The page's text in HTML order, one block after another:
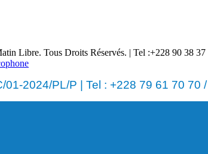
Libre. Tous Droits Réservés. | Tel :+228 90 38
01-2024/PL/P | Tel : +228 79 61 70 70